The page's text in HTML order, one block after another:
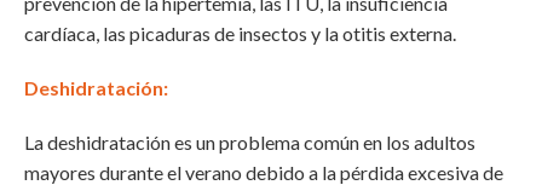
cardíaca, las picaduras de insectos y la otitis externa.
Deshidratación:
La deshidratación es un problema común en los adultos
mayores durante el verano debido a la pérdida excesiva de